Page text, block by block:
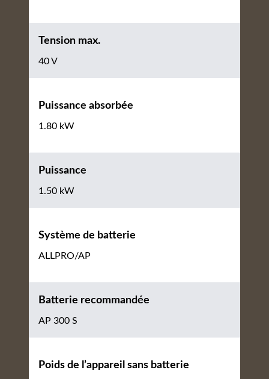
Tension max.
40 V
Puissance absorbée
1.80 kW
Puissance
1.50 kW
Système de batterie
ALLPRO/AP
Batterie recommandée
AP 300 S
Poids de l’appareil sans batterie